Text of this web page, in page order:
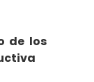
de los